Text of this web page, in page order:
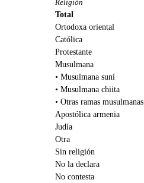
Religión
Total
Ortodoxa oriental
Católica
Protestante
Musulmana
• Musulmana suní
• Musulmana chiita
• Otras ramas musulmanas
Apostólica armenia
Judía
Otra
Sin religión
No la declara
No contesta